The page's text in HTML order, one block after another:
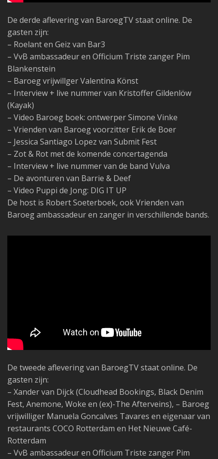
De derde aflevering van BaroegTV staat online. De
gasten zijn:
– Roelant en Geiz van Bar3
– VvB ambassadeur en Officium Triste zanger Pim
Blankenstein
– Baroeg vrijwillger Valentina Könst
– Interview + live nummer van Kristoffer Gildenlöw
(Kayak)
– Video Baroeg boek: ontwerper Simone Vinke
– Vrienden van Baroeg voorzitter Erik de Boer
– Jessica Santiago Lopez van Submit Fest
– Zot & Rot met de komende concertagenda
– Interview + live nummer van de band Vulva
– De avonturen van Barrie & Deef
– Video Puppi de Jong: DIG IT UP
De host is Robert Soeterboek, ook Vrienden van
Baroeg ambassadeur en zanger in verschillende bands.
De tweede aflevering van BaroegTV staat online. De
gasten zijn:
– Xander van Dijck (Cloudhead Bookings, Black Denim
Fest, Anemone, Woke en (ex)-The Afterveins), – Baroeg
vrijwilliger Manuela Goncalves Tavares en eigenaar van
restaurants COCO Rotterdam en Het Nieuwe Café-
Rotterdam
– VvB ambassadeur en Officium Triste zanger Pim